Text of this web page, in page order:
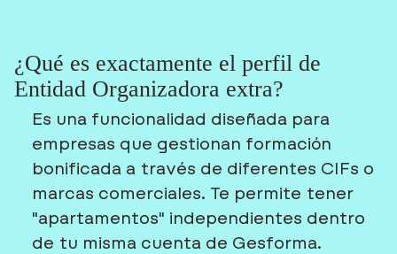
¿Qué es exactamente el perfil de
Entidad Organizadora extra?
Es una funcionalidad diseñada para
empresas que gestionan formación
bonificada a través de diferentes CIFs o
marcas comerciales. Te permite tener
"apartamentos" independientes dentro
de tu misma cuenta de Gesforma.